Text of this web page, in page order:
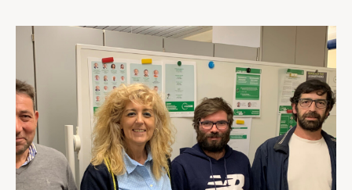
Développement professionnel
Devenir Membre